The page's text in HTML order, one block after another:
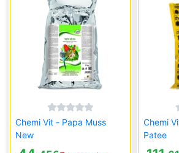
Chemi Vit - Papa Muss
New
Chemi
Patee